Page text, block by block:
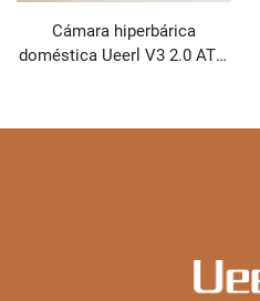
Cámara hiperbárica
doméstica Ueerl V3 2.0 ATA,
oxígeno Premium